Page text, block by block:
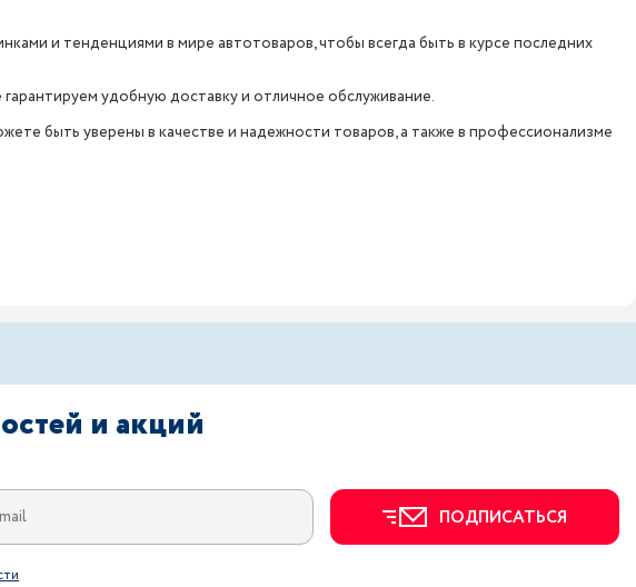
и тенденциями в мире автотоваров, чтобы всегда быть в курсе последних
удобную доставку и отличное обслуживание.
быть уверены в качестве и надежности товаров, а также в профессионализме
и акций
ПОДПИСАТЬСЯ